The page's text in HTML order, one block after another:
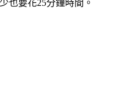
也要花25分鐘時間。